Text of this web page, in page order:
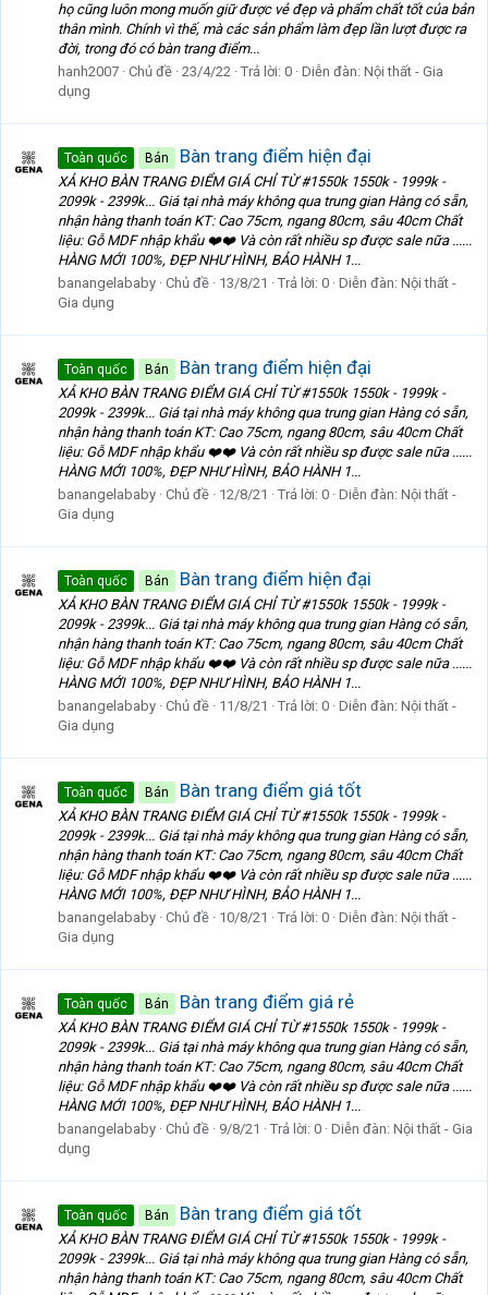
họ cũng luôn mong muốn giữ được vẻ đẹp và phẩm chất tốt của bản
thân mình. Chính vì thế, mà các sản phẩm làm đẹp lần lượt được ra
đời, trong đó có bàn trang điểm...
hanh2007 Chủ đề 23/4/22 Trả lời: 0 Diễn đàn: Nội thất - Gia
dụng
Toàn quốc Bán Bàn trang điểm hiện đại
XẢ KHO BÀN TRANG ĐIỂM GIÁ CHỈ TỪ #1550k 1550k - 1999k -
2099k - 2399k... Giá tại nhà máy không qua trung gian Hàng có sẵn,
nhận hàng thanh toán KT: Cao 75cm, ngang 80cm, sâu 40cm Chất
liệu: Gỗ MDF nhập khẩu ❤️❤️ Và còn rất nhiều sp được sale nữa ......
HÀNG MỚI 100%, ĐẸP NHƯ HÌNH, BẢO HÀNH 1...
banangelababy Chủ đề 13/8/21 Trả lời: 0 Diễn đàn: Nội thất -
Gia dụng
Toàn quốc Bán Bàn trang điểm hiện đại
XẢ KHO BÀN TRANG ĐIỂM GIÁ CHỈ TỪ #1550k 1550k - 1999k -
2099k - 2399k... Giá tại nhà máy không qua trung gian Hàng có sẵn,
nhận hàng thanh toán KT: Cao 75cm, ngang 80cm, sâu 40cm Chất
liệu: Gỗ MDF nhập khẩu ❤️❤️ Và còn rất nhiều sp được sale nữa ......
HÀNG MỚI 100%, ĐẸP NHƯ HÌNH, BẢO HÀNH 1...
banangelababy Chủ đề 12/8/21 Trả lời: 0 Diễn đàn: Nội thất -
Gia dụng
Toàn quốc Bán Bàn trang điểm hiện đại
XẢ KHO BÀN TRANG ĐIỂM GIÁ CHỈ TỪ #1550k 1550k - 1999k -
2099k - 2399k... Giá tại nhà máy không qua trung gian Hàng có sẵn,
nhận hàng thanh toán KT: Cao 75cm, ngang 80cm, sâu 40cm Chất
liệu: Gỗ MDF nhập khẩu ❤️❤️ Và còn rất nhiều sp được sale nữa ......
HÀNG MỚI 100%, ĐẸP NHƯ HÌNH, BẢO HÀNH 1...
banangelababy Chủ đề 11/8/21 Trả lời: 0 Diễn đàn: Nội thất -
Gia dụng
Toàn quốc Bán Bàn trang điểm giá tốt
XẢ KHO BÀN TRANG ĐIỂM GIÁ CHỈ TỪ #1550k 1550k - 1999k -
2099k - 2399k... Giá tại nhà máy không qua trung gian Hàng có sẵn,
nhận hàng thanh toán KT: Cao 75cm, ngang 80cm, sâu 40cm Chất
liệu: Gỗ MDF nhập khẩu ❤️❤️ Và còn rất nhiều sp được sale nữa ......
HÀNG MỚI 100%, ĐẸP NHƯ HÌNH, BẢO HÀNH 1...
banangelababy Chủ đề 10/8/21 Trả lời: 0 Diễn đàn: Nội thất -
Gia dụng
Toàn quốc Bán Bàn trang điểm giá rẻ
XẢ KHO BÀN TRANG ĐIỂM GIÁ CHỈ TỪ #1550k 1550k - 1999k -
2099k - 2399k... Giá tại nhà máy không qua trung gian Hàng có sẵn,
nhận hàng thanh toán KT: Cao 75cm, ngang 80cm, sâu 40cm Chất
liệu: Gỗ MDF nhập khẩu ❤️❤️ Và còn rất nhiều sp được sale nữa ......
HÀNG MỚI 100%, ĐẸP NHƯ HÌNH, BẢO HÀNH 1...
banangelababy Chủ đề 9/8/21 Trả lời: 0 Diễn đàn: Nội thất - Gia
dụng
Toàn quốc Bán Bàn trang điểm giá tốt
XẢ KHO BÀN TRANG ĐIỂM GIÁ CHỈ TỪ #1550k 1550k - 1999k -
2099k - 2399k... Giá tại nhà máy không qua trung gian Hàng có sẵn,
nhận hàng thanh toán KT: Cao 75cm, ngang 80cm, sâu 40cm Chất